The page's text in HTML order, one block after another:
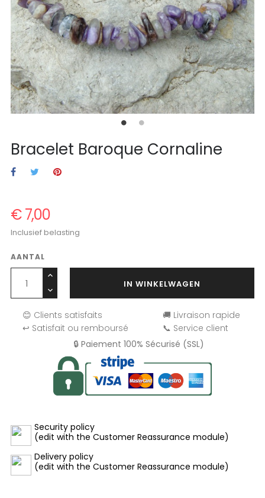
Bracelet Baroque Cornaline
€ 7,00
Inclusief belasting
AANTAL
IN WINKELWAGEN
😊 Clients satisfaits
🚚 Livraison rapide
↩️ Satisfait ou remboursé
📞 Service client
🔒 Paiement 100% Sécurisé (SSL)
Security policy
(edit with the Customer Reassurance module)
Delivery policy
(edit with the Customer Reassurance module)